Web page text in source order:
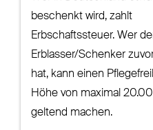
beschenkt wird, zahlt
Erbschaftssteuer. Wer
Erblasser/Schenker
hat, kann einen
Höhe von maximal
geltend machen.